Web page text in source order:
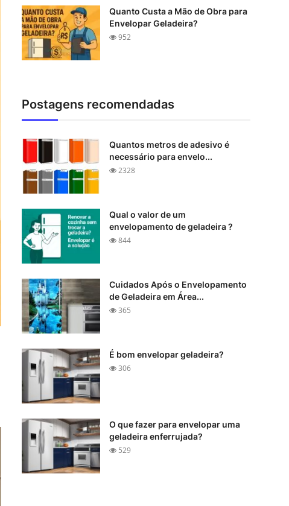
Quanto Custa a Mão de Obra para
Envelopar Geladeira?
952
Postagens recomendadas
Quantos metros de adesivo é
necessário para envelo...
2328
Qual o valor de um
envelopamento de geladeira ?
844
Cuidados Após o Envelopamento
de Geladeira em Área...
365
É bom envelopar geladeira?
306
O que fazer para envelopar uma
geladeira enferrujada?
529